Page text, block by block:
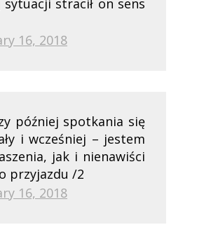
16, 2018
później spotkania się
i wcześniej – jestem
jak i nienawiści
przyjazdu /2
16, 2018